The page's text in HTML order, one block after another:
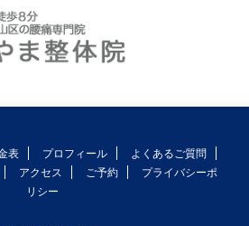
表 プロフィール
よくあるご質問
アクセス ご予約
プライバシーポ
リシー